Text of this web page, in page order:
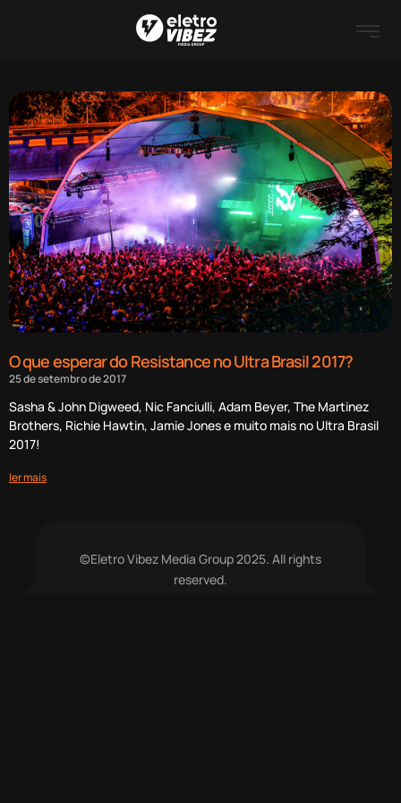
O que esperar do Resistance no Ultra Brasil 2017?
25 de setembro de 2017
Sasha & John Digweed, Nic Fanciulli, Adam Beyer, The Martinez
Brothers, Richie Hawtin, Jamie Jones e muito mais no Ultra Brasil
2017!
ler mais
©Eletro Vibez Media Group 2025. All rights
reserved.